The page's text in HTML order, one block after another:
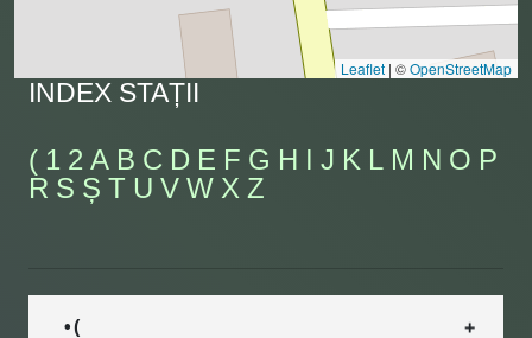
Leaflet | ©OpenStreetMap
INDEX STAȚII
( 1 2 A B C D E F G H I J K L M N O P
R S Ș T U V W X Z
• (